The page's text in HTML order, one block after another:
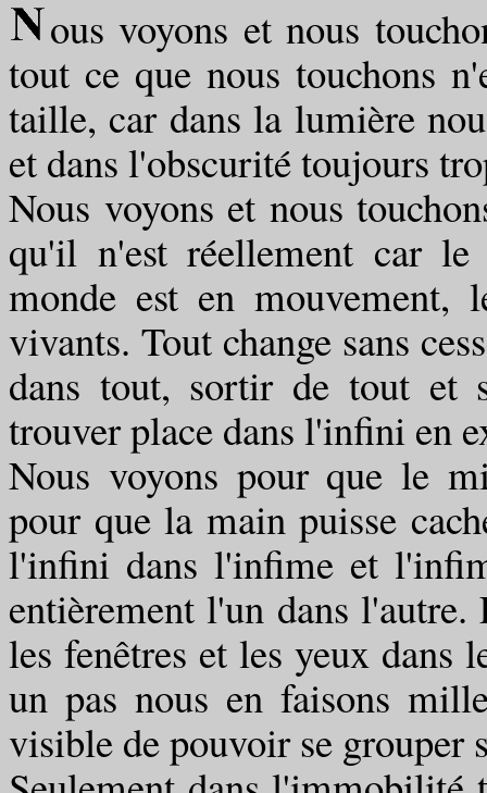
ous voyons et nous
tout ce que nous touchons
taille, car dans la lumière
et dans l'obscurité toujours
Nous voyons et nous
qu'il n'est réellement car le
monde est en mouvement,
vivants. Tout change sans
dans tout, sortir de tout et
trouver place dans l'infini en
Nous voyons pour que le
pour que la main puisse
l'infini dans l'infime et
entièrement l'un dans
les fenêtres et les yeux dans
un pas nous en faisons
visible de pouvoir se grouper